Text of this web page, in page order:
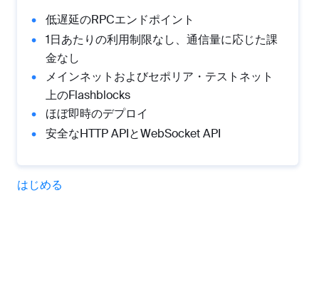
低遅延のRPCエンドポイント
1日あたりの利用制限なし、通信量に応じた課
金なし
メインネットおよびセポリア・テストネット
上のFlashblocks
ほぼ即時のデプロイ
安全なHTTP APIとWebSocket API
はじめる